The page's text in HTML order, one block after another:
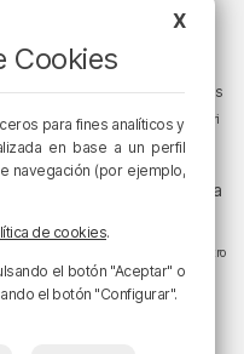
BEC (Bilbao
Bizkaia
del Rey cultura Cáritas
Bizkaia el tiempo Enkarterri
(País Vasco)
LaLiga
LaLiga
sucesos Teatro
tráfico
X
Cookies
para fines analíticos y
en base a un perfil
navegación (por ejemplo,
de cookies.
el botón "Aceptar" o
el botón "Configurar".